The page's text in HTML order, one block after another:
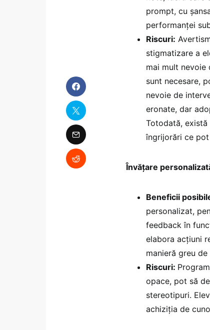
prompt, cu
performanței
Riscuri:
stigmatizare a
mai mult nevoie
sunt necesare,
nevoie de
eronate, dar
Totodată,
îngrijorări ce
Învățare
Beneficii
personalizat,
feedback în
elabora acțiuni
manieră greu
Riscuri:
opace, pot să
stereotipuri.
achiziția de